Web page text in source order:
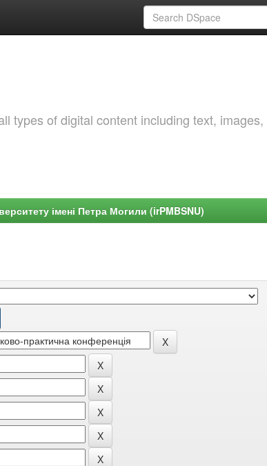
types of digital content including text, images,
імені Петра Могили (irPMBSNU)